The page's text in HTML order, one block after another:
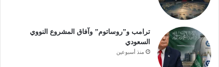
ترامب و”روساتوم” وآفاق المشروع النووي
السعودي
منذ أسبوعين